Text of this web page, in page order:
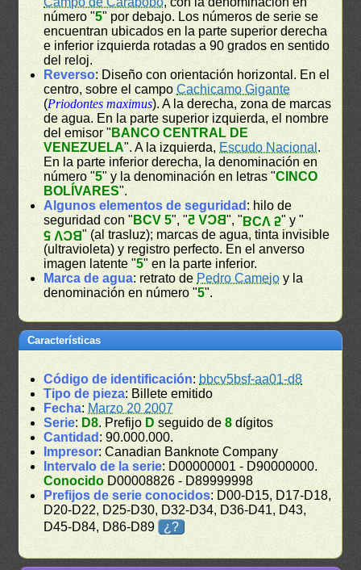
número "5" por debajo. Los números de serie se
encuentran ubicados en la parte superior derecha
e inferior izquierda rotadas a 90 grados en sentido
del reloj.
Reverso: Diseño con orientación horizontal. En el
centro, sobre el campoCachicamo Gigante
(Priodontes maximus). A la derecha, zona de marcas
de agua. En la parte superior izquierda, el nombre
del emisor " BANCO CENTRAL DE
VENEZUELA". A la izquierda, Escudo Nacional .
En la parte inferior derecha, la denominación en
número "5" y la denominación en letras "CINCO
BOLÍVARES".
Algunos elementos de seguridad : hilo de
seguridad con " BCV 5", "BCV 5", "BCV 5" y "
BCV 5" (al trasluz); marcas de agua, tinta invisible
(ultravioleta) y registro perfecto. En el anverso
imagen latente "5" en la parte inferior.
Marca de agua: retrato de Pedro Camejo y la
denominación en número "5".
Características
Código de identificación: bbcv5bsf-aa01-d8
Tipo de pieza: Billete emitido
Fecha: Marzo 20 2007
Serie: D8. Prefijo D seguido de8 dígitos
Cantidad : 90.000.000.
Impresor: Canadian Banknote Company
Intervalo de la serie: D00000001 - D90000000.
Conocido D00008826 - D89999998
Prefijos de serie conocidos: D00-D15, D17-D18,
D20-D22, D25-D30, D32-D34, D36-D41, D43,
D45-D84, D86-D89
¿?